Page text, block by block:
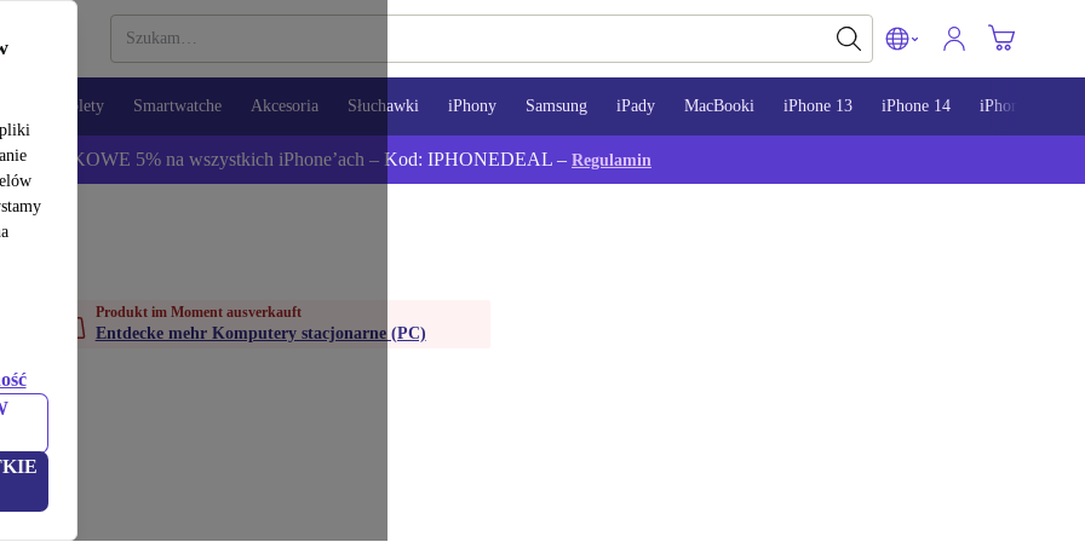
Tablety Smartwatche Akcesoria Słuchawki iPhony Samsung iPady MacBooki iPhone 13 iPhone 14 iPhone 15
DODATKOWE 5% na wszystkich iPhone’ach – Kod: IPHONEDEAL – Regulamin
Produkt im Moment ausverkauft
Entdecke mehr Komputery stacjonarne (PC)